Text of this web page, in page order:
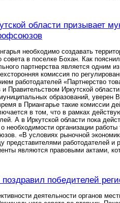
области призывает
необходимо создавать
совета в поселке Бохан. Как
партнерства является одним
комиссия по
работодателей «Партнерство
Правительством Иркутской
образований,
в Приангарье такие комиссии
в том, что в рамках
А в Иркутской области пока
необходимости организации
«В условиях рыночной
представителями работодателей и
являются правовыми актами,
победителей
деятельности органов